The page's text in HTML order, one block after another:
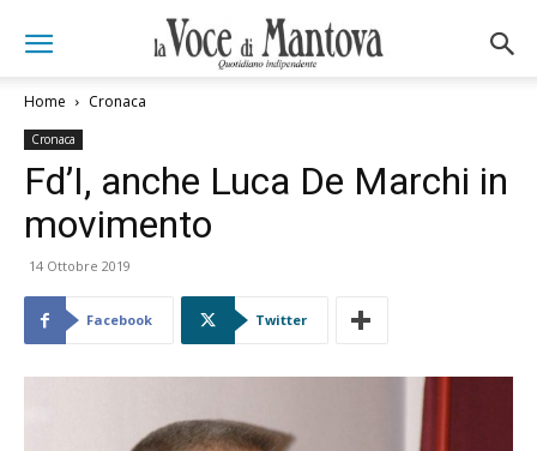
Home Cronaca
Cronaca
Fd’I, anche Luca De Marchi in
movimento
14 Ottobre 2019
Facebook Twitter